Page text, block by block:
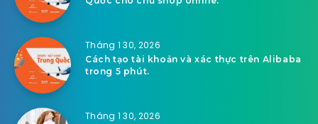
Tháng 1 30, 2026
Cách tạo tài khoản và xác thực trên Alibaba
trong 5 phút.
Tháng 1 30, 2026